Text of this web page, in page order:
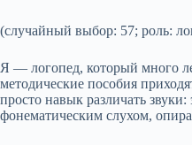
(случайный выбор: 57; роль:
Я — логопед, который много
методические пособия
просто навык различать
фонематическим слухом,